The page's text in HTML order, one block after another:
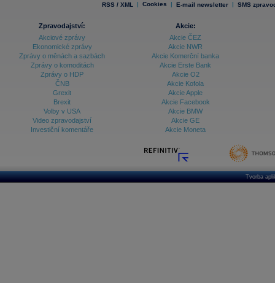
RSS / XML | Cookies | E-mail newsletter | SMS
Zpravodajství:
Akciové zprávy
Ekonomické zprávy
Zprávy o měnách a sazbách
Zprávy o komoditách
Zprávy o HDP
ČNB
Grexit
Brexit
Volby v USA
Video zpravodajství
Investiční komentáře
Akcie:
Akcie ČEZ
Akcie NWR
Akcie Komerční banka
Akcie Erste Bank
Akcie O2
Akcie Kofola
Akcie Apple
Akcie Facebook
Akcie BMW
Akcie GE
Akcie Moneta
Tvorba